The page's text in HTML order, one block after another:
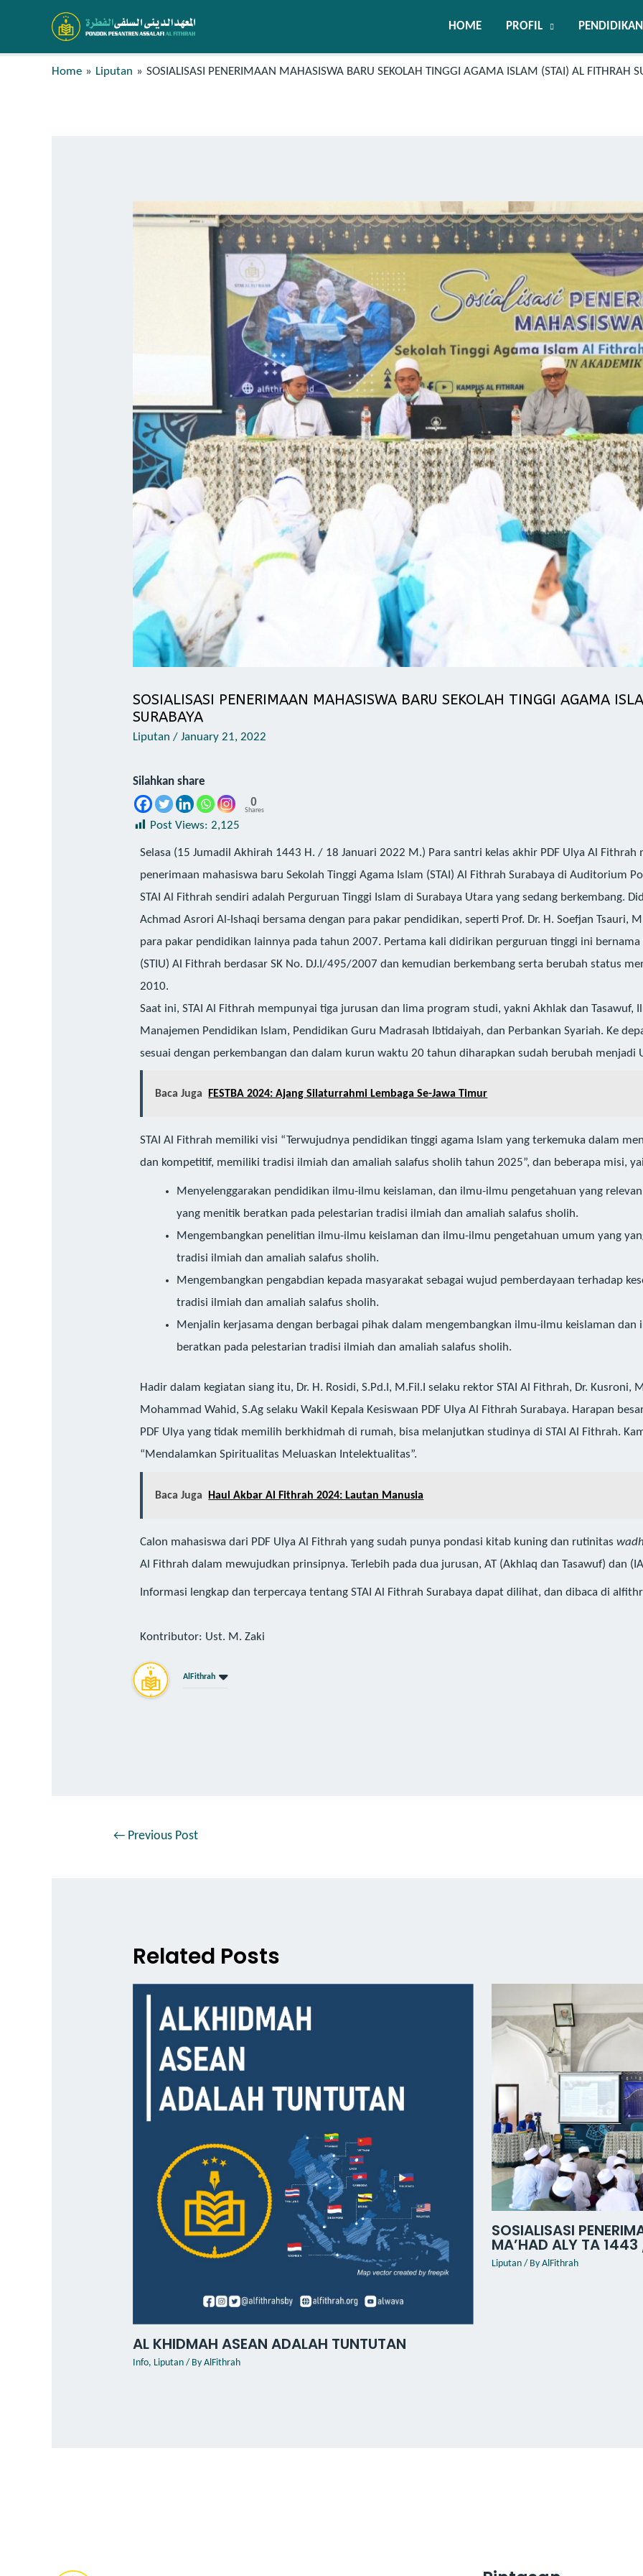
HOME PROFIL PENDIDIKAN
Home Liputan SOSIALISASI PENERIMAAN MAHASISWA BARU SEKOLAH TINGGI AGAMA ISLAM (STAI) AL FITHRAH
SOSIALISASI PENERIMAAN MAHASISWA BARU SEKOLAH TINGGI AGAMA
SURABAYA
Liputan /January 21, 2022
Silahkan share
0
Shares
Post Views: 2,125
Selasa (15 Jumadil Akhirah 1443 H. / 18 Januari 2022 M.) Para santri kelas akhir PDF Ulya Al Fithrah
penerimaan mahasiswa baru Sekolah Tinggi Agama Islam (STAI) Al Fithrah Surabaya di Auditorium
STAI Al Fithrah sendiri adalah Perguruan Tinggi Islam di Surabaya Utara yang sedang berkembang.
Achmad Asrori Al-Ishaqi bersama dengan para pakar pendidikan, seperti Prof. Dr. H. Soefjan Tsauri,
para pakar pendidikan lainnya pada tahun 2007. Pertama kali didirikan perguruan tinggi ini bernama
(STIU) Al Fithrah berdasar SK No. DJ.I/495/2007 dan kemudian berkembang serta berubah status
2010.
Saat ini, STAI Al Fithrah mempunyai tiga jurusan dan lima program studi, yakni Akhlak dan Tasawuf,
Manajemen Pendidikan Islam, Pendidikan Guru Madrasah Ibtidaiyah, dan Perbankan Syariah. Ke
sesuai dengan perkembangan dan dalam kurun waktu 20 tahun diharapkan sudah berubah menjadi
Baca Juga FESTBA 2024: Ajang Silaturrahmi Lembaga Se-Jawa Timur
STAI Al Fithrah memiliki visi “Terwujudnya pendidikan tinggi agama Islam yang terkemuka dalam
dan kompetitif, memiliki tradisi ilmiah dan amaliah salafus sholih tahun 2025”, dan beberapa misi,
Menyelenggarakan pendidikan ilmu-ilmu keislaman, dan ilmu-ilmu pengetahuan yang
yang menitik beratkan pada pelestarian tradisi ilmiah dan amaliah salafus sholih.
Mengembangkan penelitian ilmu-ilmu keislaman dan ilmu-ilmu pengetahuan umum yang
tradisi ilmiah dan amaliah salafus sholih.
Mengembangkan pengabdian kepada masyarakat sebagai wujud pemberdayaan terhadap
tradisi ilmiah dan amaliah salafus sholih.
Menjalin kerjasama dengan berbagai pihak dalam mengembangkan ilmu-ilmu keislaman
beratkan pada pelestarian tradisi ilmiah dan amaliah salafus sholih.
Hadir dalam kegiatan siang itu, Dr. H. Rosidi, S.Pd.I, M.Fil.I selaku rektor STAI Al Fithrah, Dr. Kusroni,
Mohammad Wahid, S.Ag selaku Wakil Kepala Kesiswaan PDF Ulya Al Fithrah Surabaya. Harapan
PDF Ulya yang tidak memilih berkhidmah di rumah, bisa melanjutkan studinya di STAI Al Fithrah.
“Mendalamkan Spiritualitas Meluaskan Intelektualitas”.
Baca Juga Haul Akbar Al Fithrah 2024: Lautan Manusia
Calon mahasiswa dari PDF Ulya Al Fithrah yang sudah punya pondasi kitab kuning dan rutinitas
Al Fithrah dalam mewujudkan prinsipnya. Terlebih pada dua jurusan, AT (Akhlaq dan Tasawuf) dan
Informasi lengkap dan terpercaya tentang STAI Al Fithrah Surabaya dapat dilihat, dan dibaca di
Kontributor: Ust. M. Zaki
AlFithrah
←Previous Post
Related Posts
AL KHIDMAH ASEAN ADALAH TUNTUTAN
Info, Liputan / ByAlFithrah
SOSIALISASI
MA’HAD ALY TA
Liputan/ By AlFithrah